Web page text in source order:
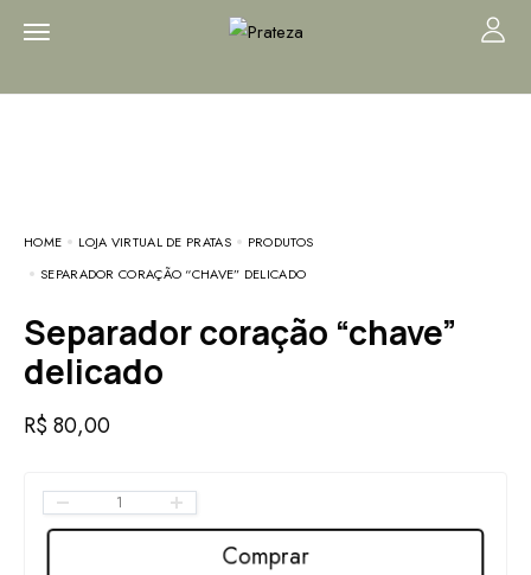
HOME LOJA VIRTUAL DE PRATAS
PRODUTOS
SEPARADOR CORAÇÃO “CHAVE” DELICADO
Separador coração “chave”
delicado
R$80,00
Comprar